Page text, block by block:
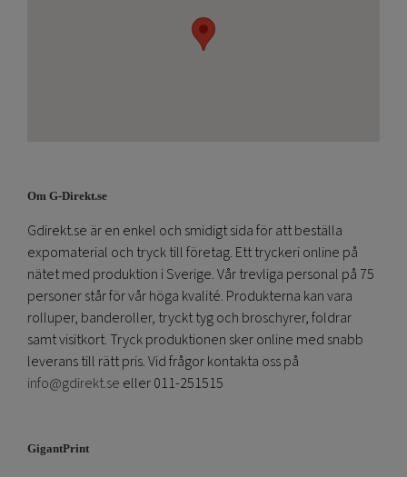
Om G-Direkt.se
Gdirekt.se är en enkel och smidigt sida för att beställa
expomaterial och tryck till företag. Ett tryckeri online på
nätet med produktion i Sverige. Vår trevliga personal på 75
personer står för vår höga kvalité. Produkterna kan vara
rolluper, banderoller, tryckt tyg och broschyrer, foldrar
samt visitkort. Tryck produktionen sker online med snabb
leverans till rätt pris. Vid frågor kontakta oss på
info@gdirekt.se eller 011-251515
GigantPrint